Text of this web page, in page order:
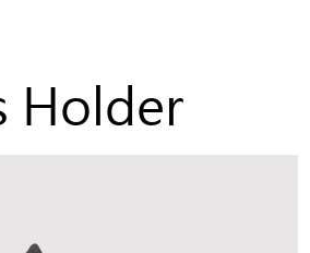
Holder